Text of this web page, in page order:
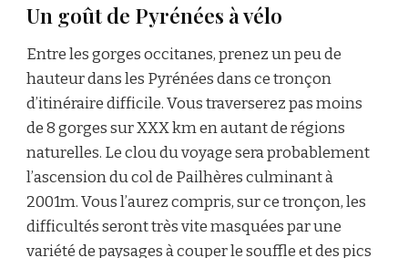
Un goût de Pyrénées à vélo
Entre les gorges occitanes, prenez un peu de
hauteur dans les Pyrénées dans ce tronçon
d’itinéraire difficile. Vous traverserez pas moins
de 8 gorges sur XXX km en autant de régions
naturelles. Le clou du voyage sera probablement
l’ascension du col de Pailhères culminant à
2001m. Vous l’aurez compris, sur ce tronçon, les
difficultés seront très vite masquées par une
variété de paysages à couper le souffle et des pics